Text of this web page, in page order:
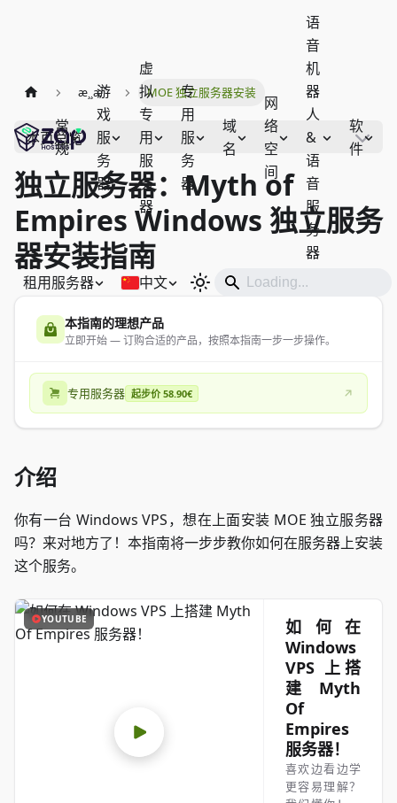
常
规
游
戏
服
务
器
虚
拟
专
用
服
务
器
专
用
服
务
器
域
名
网
络
空
间
语
音
机
器
人
&
语
音
服
务
器
软
件
租用服务器 中文
æ¸¸æˆ MOE 独立服务器安装
本页总览
独立服务器：Myth of
Empires Windows 独立服务
器安装指南
本指南的理想产品
立即开始 — 订购合适的产品，按照本指南一步一步操作。
专用服务器 起步价 58.90€
介绍
你有一台 Windows VPS，想在上面安装 MOE 独立服务器
吗？来对地方了！本指南将一步步教你如何在服务器上安装
这个服务。
YOUTUBE
如何在
Windows
VPS 上搭
建 Myth
Of
Empires
服务器！
喜欢边看边学
更容易理解？